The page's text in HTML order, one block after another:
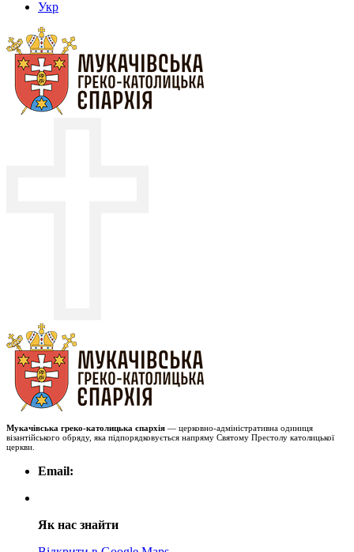
Укр
Мукачівська греко-католицька єпархія — церковно-адміністративна одиниця
візантійського обряду, яка підпорядковується напряму Святому Престолу католицької
церкви.
Email:
Як нас знайти